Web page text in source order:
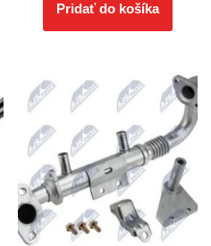
Pridať do košíka